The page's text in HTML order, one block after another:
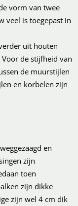
vorm van twee
veel is toegepast in
uit houten
de stijfheid van
de muurstijlen
en korbelen zijn
en
zijn
toen
zijn dikke
zijn wel 4 cm dik